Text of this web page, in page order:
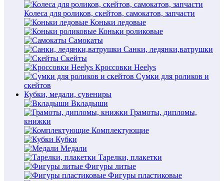
Колеса для роликов, скейтов, самокатов, запчасти
Коньки ледовые
Коньки роликовые
Самокаты
Санки, ледянки,ватрушки
Скейты
Кроссовки Heelys
Сумки для роликов и
скейтов
Кубки, медали, сувениры
Вкладыши
Грамоты, дипломы,
книжки
Комплектующие
Кубки
Медали
Тарелки, плакетки
Фигуры литые
Фигуры пластиковые